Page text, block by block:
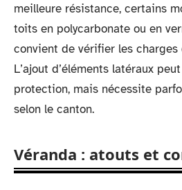
meilleure résistance, certains
toits en polycarbonate ou en
convient de vérifier les
L’ajout d’éléments latéraux
protection, mais nécessite
selon le canton.
Véranda : atouts et